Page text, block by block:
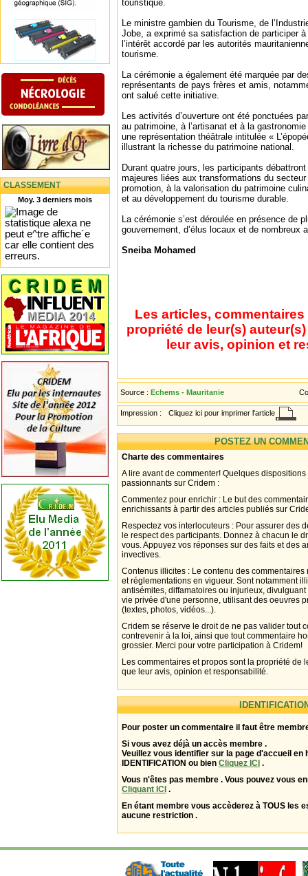
CLASSEMENT
Moy. 3 derniers mois
touristique.
Le ministre gambien du Tourisme, de
Jobe, a exprimé sa satisfaction de participer
l’intérêt accordé par les autorités
tourisme.
La cérémonie a également été marquée par
représentants de pays frères et amis,
ont salué cette initiative.
Les activités d’ouverture ont été ponctuées
au patrimoine, à l’artisanat et à la
une représentation théâtrale intitulée «
illustrant la richesse du patrimoine national.
Durant quatre jours, les participants
majeures liées aux transformations du
promotion, à la valorisation du patrimoine
et au développement du tourisme durable.
La cérémonie s’est déroulée en présence de
gouvernement, d’élus locaux et de nombreux
Sneiba Mohamed
Les articles,
propriété de leur(s)
leur avis, opinion et
Source : Echems - Mauritanie
Impression : Cliquez ici pour imprimer l'article
POSTEZ UN
Charte des commentaires
A lire avant de commenter! Quelques
passionnants sur Cridem :
Commentez pour enrichir : Le but des
enrichissants à partir des articles publiés sur
Respectez vos interlocuteurs : Pour assurer des
le respect des participants. Donnez à chacun le
vous. Appuyez vos réponses sur des faits et des
invectives.
Contenus illicites : Le contenu des
et réglementations en vigueur. Sont notamment
antisémites, diffamatoires ou injurieux,
vie privée d'une personne, utilisant des oeuvres
(textes, photos, vidéos...).
Cridem se réserve le droit de ne pas valider tout
contrevenir à la loi, ainsi que tout commentaire
grossier. Merci pour votre participation à Cridem!
Les commentaires et propos sont la propriété de
que leur avis, opinion et responsabilité.
Pour poster un commentaire il faut être
Si vous avez déjà un accès membre .
Veuillez vous identifier sur la page d'accueil en
IDENTIFICATION ou bien Cliquez ICI .
Vous n'êtes pas membre . Vous pouvez vous
Cliquant ICI .
En étant membre vous accèderez à TOUS les
aucune restriction .